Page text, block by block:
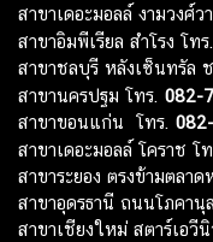
สาขาเดอะมอลล์ งามวงศ์ว
สาขาอิมพีเรียล สำโรง โทร.
สาขาชลบุรี หลังเซ็นทรัล
สาขานครปฐม โทร. 082-
สาขาขอนแก่น โทร.
สาขาเดอะมอลล์ โคราช โท
สาขาระยอง ตรงข้ามตลาด
สาขาอุดรธานี ถนนโภคานุ
สาขาเชียงใหม่ สตาร์เอวี